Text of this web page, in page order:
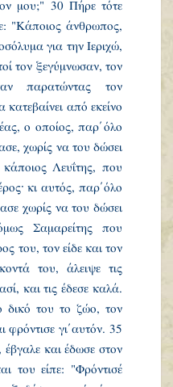
μου;" 30 Πήρε τότε
"Κάποιος άνθρωπος,
για την Ιεριχώ,
τον ξεγύμνωσαν, τον
παρατώντας τον
από εκείνο
ο οποίος, παρ΄ όλο
χωρίς να του δώσει
Λευΐτης, που
κι αυτός, παρ΄ όλο
χωρίς να του δώσει
Σαμαρείτης που
του, τον είδε και τον
του, άλειψε τις
και τις έδεσε καλά.
δικό του το ζώο, τον
γι΄ αυτόν. 35
και έδωσε στον
του είπε: "Φρόντισέ